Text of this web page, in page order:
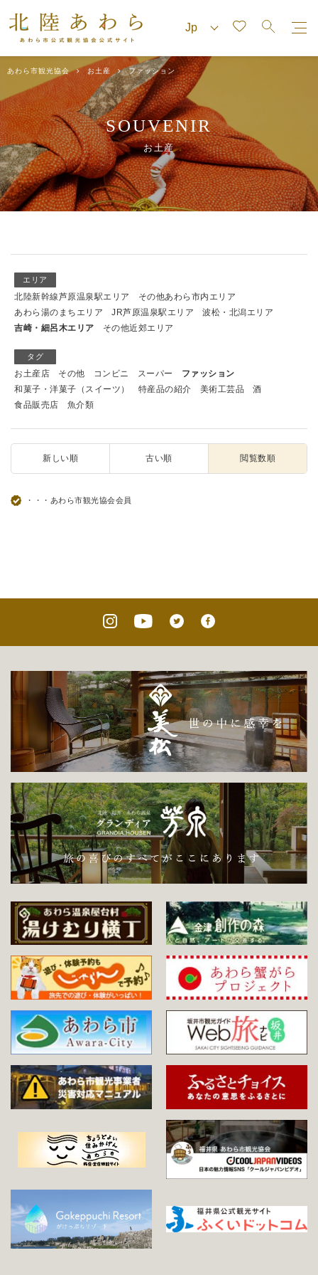
あわら市観光協会 お土産 ファッション
SOUVENIR
お土産
エリア
北陸新幹線芦原温泉駅エリア
その他あわら市内エリア
あわら湯のまちエリア
JR芦原温泉駅エリア
波松・北潟エリア
吉崎・細呂木エリア
その他近郊エリア
タグ
お土産店 その他 コンビニ スーパー
ファッション
和菓子・洋菓子（スイーツ）
特産品の紹介 美術工芸品
酒
食品販売店
魚介類
新しい順 古い順 閲覧数順
・・・あわら市観光協会会員